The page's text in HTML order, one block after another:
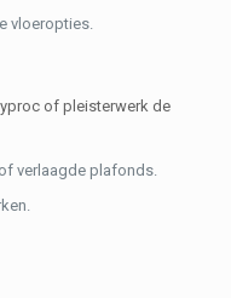
vloeropties.
of pleisterwerk de
verlaagde plafonds.